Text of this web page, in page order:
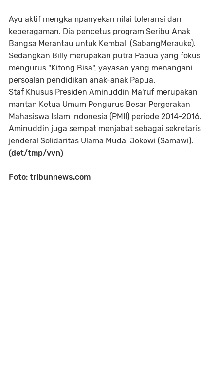
Ayu aktif mengkampanyekan nilai toleransi dan
keberagaman. Dia pencetus program Seribu Anak
Bangsa Merantau untuk Kembali (SabangMerauke).
Sedangkan Billy merupakan putra Papua yang fokus
mengurus "Kitong Bisa", yayasan yang menangani
persoalan pendidikan anak-anak Papua.
Staf Khusus Presiden Aminuddin Ma'ruf merupakan
mantan Ketua Umum Pengurus Besar Pergerakan
Mahasiswa Islam Indonesia (PMII) periode 2014-2016.
Aminuddin juga sempat menjabat sebagai sekretaris
jenderal Solidaritas Ulama Muda Jokowi (Samawi).
(det/tmp/vvn)
Foto: tribunnews.com